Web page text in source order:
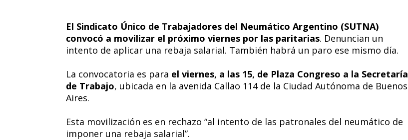
El Sindicato Único de Trabajadores del Neumático Argentino (SUTNA)
convocó a movilizar el próximo viernes por las paritarias. Denuncian un
intento de aplicar una rebaja salarial. También habrá un paro ese mismo día.
La convocatoria es para el viernes, a las 15, de Plaza Congreso a la Secretaría
de Trabajo, ubicada en la avenida Callao 114 de la Ciudad Autónoma de Buenos
Aires.
Esta movilización es en rechazo “al intento de las patronales del neumático de
imponer una rebaja salarial”.